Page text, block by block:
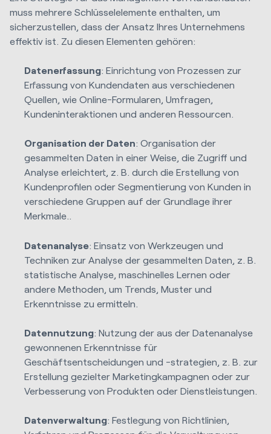
muss mehrere Schlüsselelemente enthalten, um
sicherzustellen, dass der Ansatz Ihres Unternehmens
effektiv ist. Zu diesen Elementen gehören:
Datenerfassung: Einrichtung von Prozessen zur
Erfassung von Kundendaten aus verschiedenen
Quellen, wie Online-Formularen, Umfragen,
Kundeninteraktionen und anderen Ressourcen.
Organisation der Daten: Organisation der
gesammelten Daten in einer Weise, die Zugriff und
Analyse erleichtert, z. B. durch die Erstellung von
Kundenprofilen oder Segmentierung von Kunden in
verschiedene Gruppen auf der Grundlage ihrer
Merkmale.
Datenanalyse: Einsatz von Werkzeugen und
Techniken zur Analyse der gesammelten Daten, z. B.
statistische Analyse, maschinelles Lernen oder
andere Methoden, um Trends, Muster und
Erkenntnisse zu ermitteln.
Datennutzung: Nutzung der aus der Datenanalyse
gewonnenen Erkenntnisse für
Geschäftsentscheidungen und -strategien, z. B. zur
Erstellung gezielter Marketingkampagnen oder zur
Verbesserung von Produkten oder Dienstleistungen.
Datenverwaltung: Festlegung von Richtlinien,